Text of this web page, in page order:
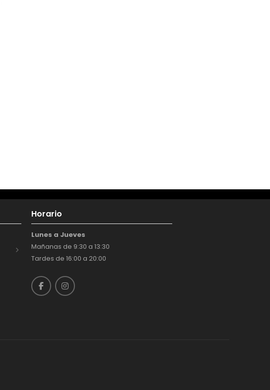
Horario
Lunes a Jueves
Mañanas de 9:30 a 13:30
Tardes de 16:00 a 20:00